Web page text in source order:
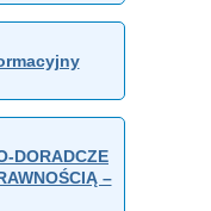
DORADCZE
–